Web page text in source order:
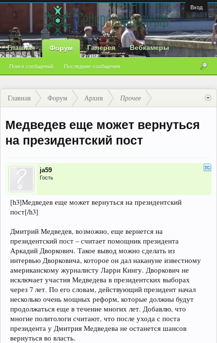
Вход
Главная Форум
Поиск сообщений Последние сообщения
Галерея Вебкамеры
Главная Форум Архив Прочее
Медведев еще может вернуться
на президентский пост
ja59
Гость
[h3]Медведев еще может вернуться на президентский
пост[/h3]
Дмитрий Медведев, возможно, еще вернется на
президентский пост – считает помощник президента
Аркадий Дворкович. Такое вывод можно сделать из
интервью Дворковича, которое он дал накануне известному
американскому журналисту Ларри Кингу. Дворкович не
исключает участия Медведева в президентских выборах
через 7 лет. По его словам, действующий президент начал
несколько очень мощных реформ, которые должны будут
продолжаться еще в течение многих лет. Добавлю, что
многие политологи считают, что после ухода с поста
президента у Дмитрия Медведева не останется шансов
вернуться во власть.